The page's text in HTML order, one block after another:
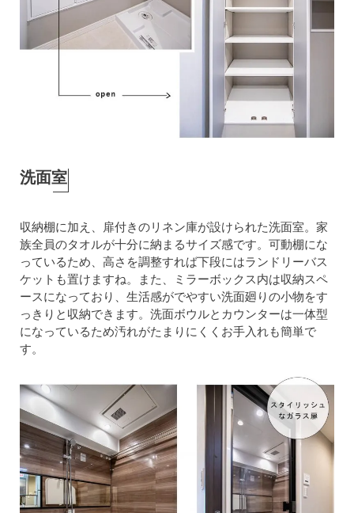
洗面室
収納棚に加え、扉付きのリネン庫が設けられた洗面室。家
族全員のタオルが十分に納まるサイズ感です。可動棚にな
っているため、高さを調整すれば下段にはランドリーバス
ケットも置けますね。また、ミラーボックス内は収納スペ
ースになっており、生活感がでやすい洗面廻りの小物をす
っきりと収納できます。洗面ボウルとカウンターは一体型
になっているため汚れがたまりにくくお手入れも簡単で
す。